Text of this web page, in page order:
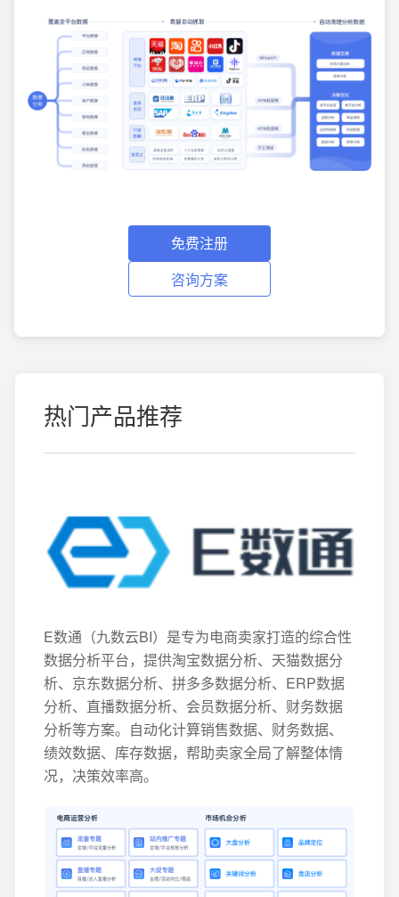
免费注册
咨询方案
热门产品推荐
E数通（九数云BI）是专为电商卖家打造的综合性
数据分析平台，提供淘宝数据分析、天猫数据分
析、京东数据分析、拼多多数据分析、ERP数据
分析、直播数据分析、会员数据分析、财务数据
分析等方案。自动化计算销售数据、财务数据、
绩效数据、库存数据，帮助卖家全局了解整体情
况，决策效率高。